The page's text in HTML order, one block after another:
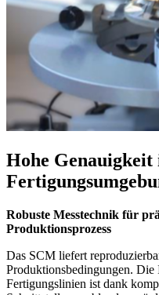
Hohe Genauigkeit
Robuste Messtechnik für
Produktionsprozess
Das SCM liefert
Produktionsbedingungen. Die
Fertigungslinien ist dank